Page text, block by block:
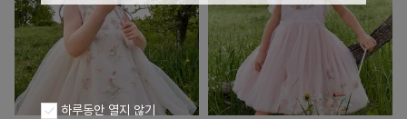
하루동안 열지 않기